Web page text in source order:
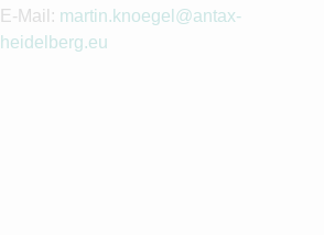
E-Mail: martin.knoegel@antax-
heidelberg.eu